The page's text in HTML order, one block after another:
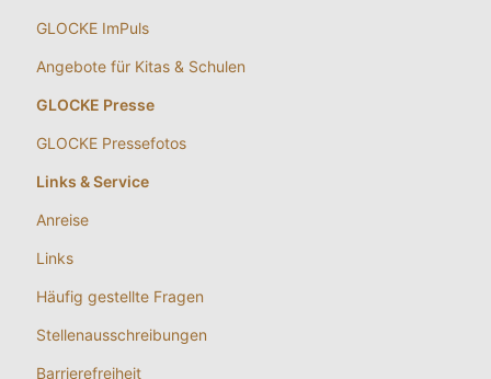
GLOCKE ImPuls
Angebote für Kitas & Schulen
GLOCKE Presse
GLOCKE Pressefotos
Links & Service
Anreise
Links
Häufig gestellte Fragen
Stellenausschreibungen
Barrierefreiheit